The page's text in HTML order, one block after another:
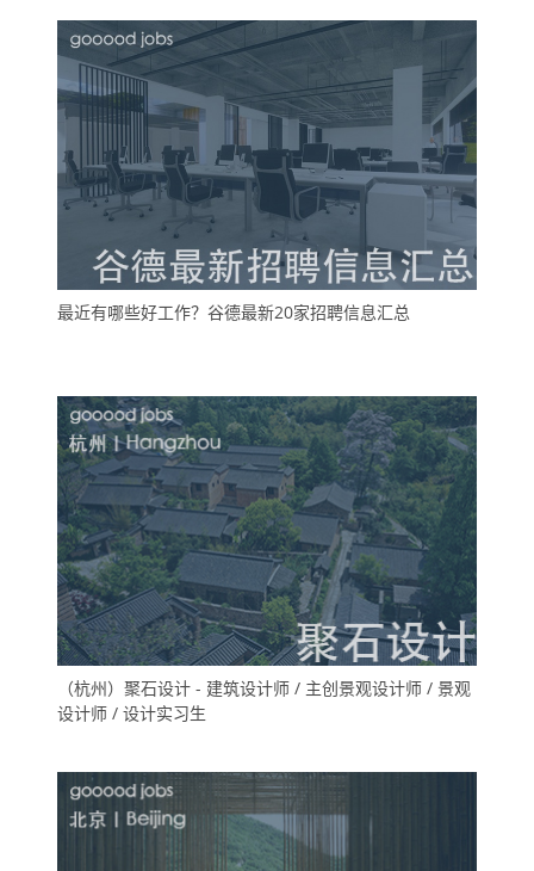
最近有哪些好工作？谷德最新20家招聘信息汇总
（杭州）聚石设计 - 建筑设计师 / 主创景观设计师 / 景观
设计师 / 设计实习生